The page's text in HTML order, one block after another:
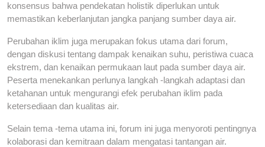
konsensus bahwa pendekatan holistik diperlukan untuk
memastikan keberlanjutan jangka panjang sumber daya air.
Perubahan iklim juga merupakan fokus utama dari forum,
dengan diskusi tentang dampak kenaikan suhu, peristiwa cuaca
ekstrem, dan kenaikan permukaan laut pada sumber daya air.
Peserta menekankan perlunya langkah -langkah adaptasi dan
ketahanan untuk mengurangi efek perubahan iklim pada
ketersediaan dan kualitas air.
Selain tema -tema utama ini, forum ini juga menyoroti pentingnya
kolaborasi dan kemitraan dalam mengatasi tantangan air.